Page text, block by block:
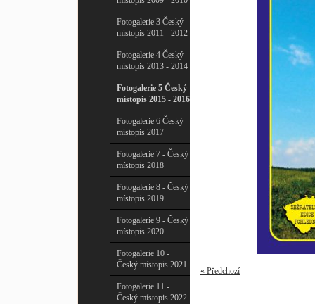
Fotogalerie 3 Český
místopis 2011 - 2012
Fotogalerie 4 Český
místopis 2013 - 2014
Fotogalerie 5 Český
místopis 2015 - 2016
Fotogalerie 6 Český
místopis 2017
Fotogalerie 7 - Český
místopis 2018
Fotogalerie 8 - Český
místopis 2019
Fotogalerie 9 - Český
místopis 2020
Fotogalerie 10 -
Český místopis 2021
Fotogalerie 11 -
Český místopis 2022
« Předchozí